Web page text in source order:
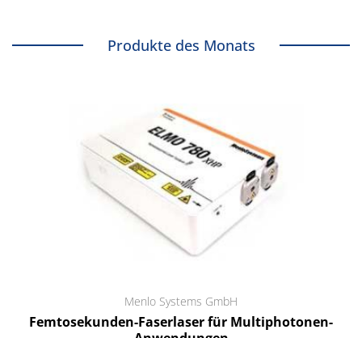
Produkte des Monats
Menlo Systems GmbH
Femtosekunden-Faserlaser für Multiphotonen-